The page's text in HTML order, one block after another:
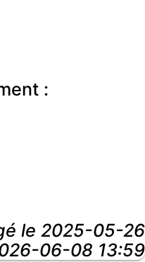
:
le 2025-05-26
06-08 13:59